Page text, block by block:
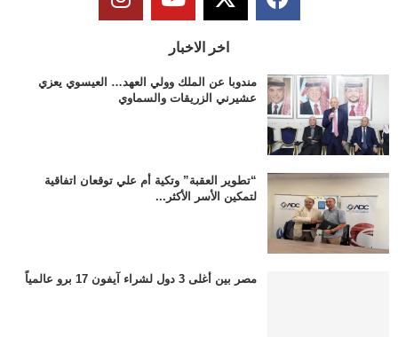
اخر الاخبار
مندوبا عن الملك وولي العهد… العيسوي يعزي
عشيرني الزريقات والسماوي
“تطوير العقبة” وتكية أم علي توقعان اتفاقية
لتمكين الأسر الأكثر...
مصر بين أغلى 3 دول لشراء آيفون 17 برو عالمياً